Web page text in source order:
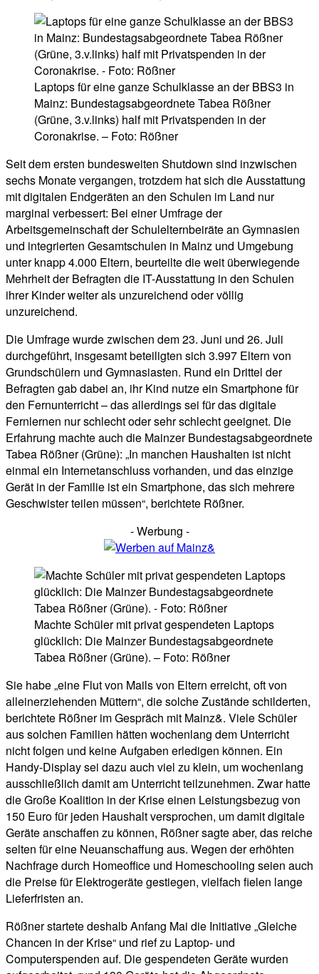
Laptops für eine ganze Schulklasse an der BBS3 in
Mainz: Bundestagsabgeordnete Tabea Rößner
(Grüne, 3.v.links) half mit Privatspenden in der
Coronakrise. – Foto: Rößner
Seit dem ersten bundesweiten Shutdown sind inzwischen
sechs Monate vergangen, trotzdem hat sich die Ausstattung
mit digitalen Endgeräten an den Schulen im Land nur
marginal verbessert: Bei einer Umfrage der
Arbeitsgemeinschaft der Schulelternbeiräte an Gymnasien
und integrierten Gesamtschulen in Mainz und Umgebung
unter knapp 4.000 Eltern, beurteilte die weit überwiegende
Mehrheit der Befragten die IT-Ausstattung in den Schulen
ihrer Kinder weiter als unzureichend oder völlig
unzureichend.
Die Umfrage wurde zwischen dem 23. Juni und 26. Juli
durchgeführt, insgesamt beteiligten sich 3.997 Eltern von
Grundschülern und Gymnasiasten. Rund ein Drittel der
Befragten gab dabei an, ihr Kind nutze ein Smartphone für
den Fernunterricht – das allerdings sei für das digitale
Fernlernen nur schlecht oder sehr schlecht geeignet. Die
Erfahrung machte auch die Mainzer Bundestagsabgeordnete
Tabea Rößner (Grüne): „In manchen Haushalten ist nicht
einmal ein Internetanschluss vorhanden, und das einzige
Gerät in der Familie ist ein Smartphone, das sich mehrere
Geschwister teilen müssen“, berichtete Rößner.
- Werbung -
Machte Schüler mit privat gespendeten Laptops
glücklich: Die Mainzer Bundestagsabgeordnete
Tabea Rößner (Grüne). – Foto: Rößner
Sie habe „eine Flut von Mails von Eltern erreicht, oft von
alleinerziehenden Müttern“, die solche Zustände schilderten,
berichtete Rößner im Gespräch mit Mainz&. Viele Schüler
aus solchen Familien hätten wochenlang dem Unterricht
nicht folgen und keine Aufgaben erledigen können. Ein
Handy-Display sei dazu auch viel zu klein, um wochenlang
ausschließlich damit am Unterricht teilzunehmen. Zwar hatte
die Große Koalition in der Krise einen Leistungsbezug von
150 Euro für jeden Haushalt versprochen, um damit digitale
Geräte anschaffen zu können, Rößner sagte aber, das reiche
selten für eine Neuanschaffung aus. Wegen der erhöhten
Nachfrage durch Homeoffice und Homeschooling seien auch
die Preise für Elektrogeräte gestiegen, vielfach fielen lange
Lieferfristen an.
Rößner startete deshalb Anfang Mai die Initiative „Gleiche
Chancen in der Krise“ und rief zu Laptop- und
Computerspenden auf. Die gespendeten Geräte wurden